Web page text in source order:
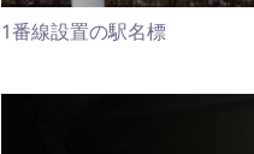
1番線設置の駅名標